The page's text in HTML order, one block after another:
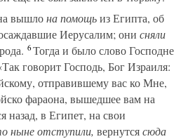
вышлона помощьиз Египта, об
Иерусалим; они сняли
6Тогда и было слово Господне
говорит Господь, Бог Израиля:
отправившему вас ко Мне,
фараона, вышедшее вам на
назад, в Египет, на свои
ныне отступили, вернутсясюда